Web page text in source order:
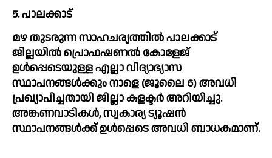
5. പാലക്കാട്
മഴ തുടരുന്ന സാഹചര്യത്തിൽ പാലക്കാട്
ജില്ലയിൽ പ്രൊഫഷണൽ കോളേജ്
ഉൾപ്പെടെയുള്ള എല്ലാ വിദ്യാഭ്യാസ
സ്ഥാപനങ്ങൾക്കും നാളെ (ജൂലൈ 6) അവധി
പ്രഖ്യാപിച്ചതായി ജില്ലാ കളക്ടർ അറിയിച്ചു.
അങ്കണവാടികൾ, സ്വകാര്യ ട്യൂഷൻ
സ്ഥാപനങ്ങൾക്ക് ഉൾപ്പെടെ അവധി ബാധകമാണ്.